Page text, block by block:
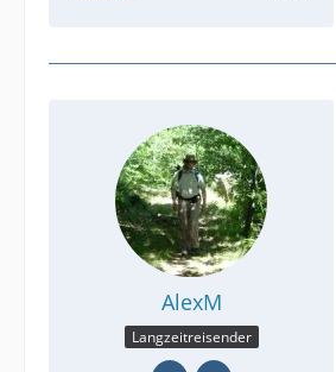
AlexM
Langzeitreisender